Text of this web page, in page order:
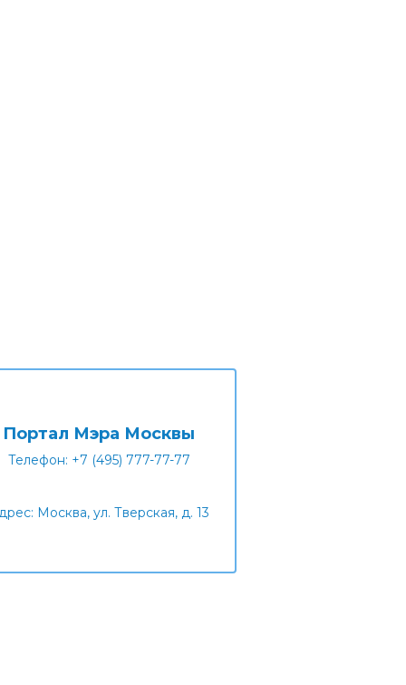
Портал Мэра Москвы
Телефон: +7 (495) 777-77-77
Москва, ул. Тверская, д. 13